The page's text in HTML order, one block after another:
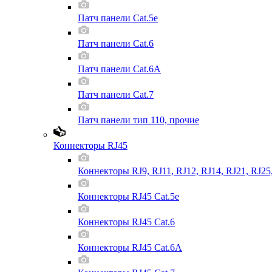
Патч панели Cat.5e
Патч панели Cat.6
Патч панели Cat.6A
Патч панели Cat.7
Патч панели тип 110, прочие
Коннекторы RJ45
Коннекторы RJ9, RJ11, RJ12, RJ14, RJ21,
Коннекторы RJ45 Cat.5e
Коннекторы RJ45 Cat.6
Коннекторы RJ45 Cat.6A